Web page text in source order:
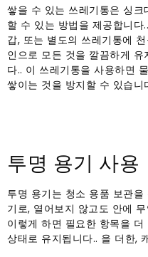
쌓을 수 있는 쓰레기통은 싱
할 수 있는 방법을 제공합니
갑, 또는 별도의 쓰레기통에
인으로 모든 것을 깔끔하게
다.. 이 쓰레기통을 사용하면
쌓이는 것을 방지할 수 있습니
투명 용기 사용
투명 용기는 청소 용품 보관
기로, 열어보지 않고도 안에
이렇게 하면 필요한 항목을
상태로 유지됩니다.. 을 더한,